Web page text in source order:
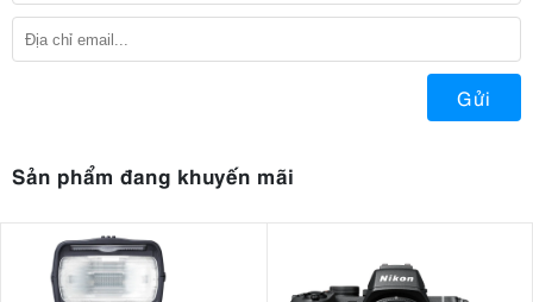
Gửi
Sản phẩm đang khuyến mãi